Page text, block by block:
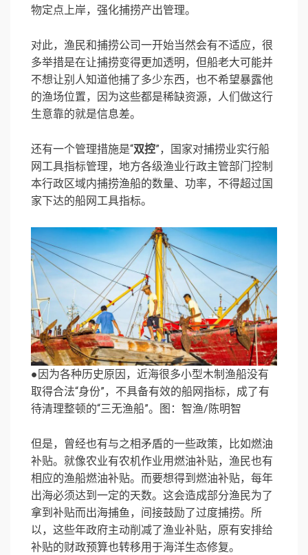
物定点上岸，强化捕捞产出管理。
对此，渔民和捕捞公司一开始当然会有不适应，很
多举措是在让捕捞变得更加透明，但船老大可能并
不想让别人知道他捕了多少东西，也不希望暴露他
的渔场位置，因为这些都是稀缺资源，人们做这行
生意靠的就是信息差。
还有一个管理措施是“双控”，国家对捕捞业实行船
网工具指标管理，地方各级渔业行政主管部门控制
本行政区域内捕捞渔船的数量、功率，不得超过国
家下达的船网工具指标。
●因为各种历史原因，近海很多小型木制渔船没有
取得合法“身份”，不具备有效的船网指标，成了有
待清理整顿的“三无渔船”。图：智渔/陈明智
但是，曾经也有与之相矛盾的一些政策，比如燃油
补贴。就像农业有农机作业用燃油补贴，渔民也有
相应的渔船燃油补贴。而要想得到燃油补贴，每年
出海必须达到一定的天数。这会造成部分渔民为了
拿到补贴而出海捕鱼，间接鼓励了过度捕捞。所
以，这些年政府主动削减了渔业补贴，原有安排给
补贴的财政预算也转移用于海洋生态修复。